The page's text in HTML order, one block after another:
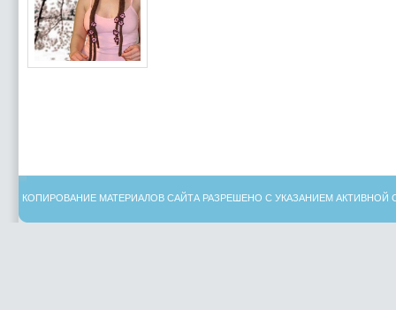
КОПИРОВАНИЕ МАТЕРИАЛОВ САЙТА РАЗРЕШЕНО С УКАЗАНИЕМ АКТИВНОЙ